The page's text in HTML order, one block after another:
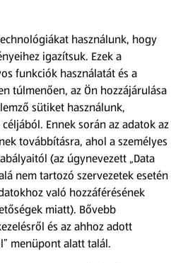
Amíg a készlet tart
XXL
tampon,
darab
darabonként
(59,36 Ft/1 darabonként)
799,00 Ft
XXL
54
54
3
használunk, hogy
igazítsuk. Ezek a
funkciók használatát és a
túlmenően, az Ön hozzájárulása
sütiket használunk,
Ennek során az adatok az
továbbításra, ahol a személyes
(az úgynevezett „Data
nem tartozó szervezetek esetén
való hozzáférésének
miatt). Bővebb
és az ahhoz adott
menüpont alatt talál.